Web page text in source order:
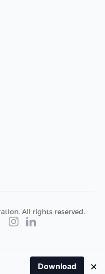
All rights reserved.
Download ×